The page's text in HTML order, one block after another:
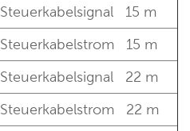
Steuerkabelsignal
15 m
Steuerkabelstrom
15 m
Steuerkabelsignal
22 m
Steuerkabelstrom
22 m